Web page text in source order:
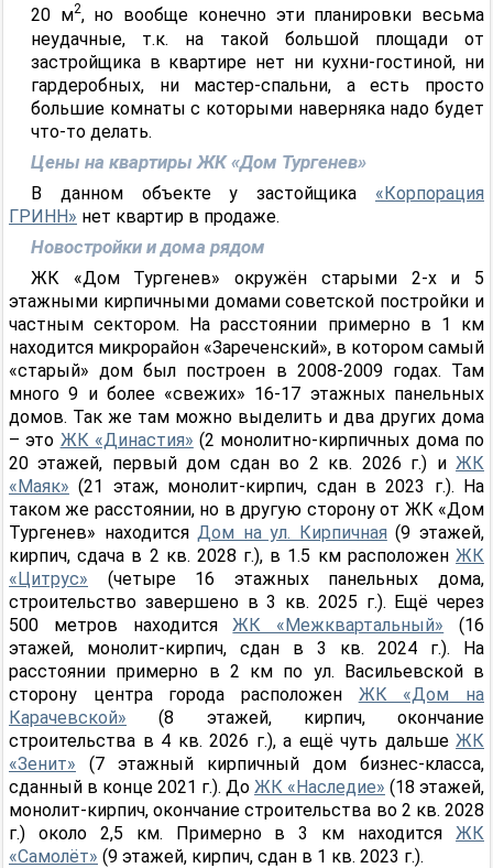
20 м2, но вообще конечно эти планировки весьма
неудачные, т.к. на такой большой площади от
застройщика в квартире нет ни кухни-гостиной, ни
гардеробных, ни мастер-спальни, а есть просто
большие комнаты с которыми наверняка надо будет
что-то делать.
Цены на квартиры ЖК «Дом Тургенев»
В данном объекте у застойщика «Корпорация
ГРИНН» нет квартир в продаже.
Новостройки и дома рядом
ЖК «Дом Тургенев» окружён старыми 2-х и 5
этажными кирпичными домами советской постройки и
частным сектором. На расстоянии примерно в 1 км
находится микрорайон «Зареченский», в котором самый
«старый» дом был построен в 2008-2009 годах. Там
много 9 и более «свежих» 16-17 этажных панельных
домов. Так же там можно выделить и два других дома
– это ЖК «Династия» (2 монолитно-кирпичных дома по
20 этажей, первый дом сдан во 2 кв. 2026 г.) и ЖК
«Маяк» (21 этаж, монолит-кирпич, сдан в 2023 г.). На
таком же расстоянии, но в другую сторону от ЖК «Дом
Тургенев» находится Дом на ул. Кирпичная (9 этажей,
кирпич, сдача в 2 кв. 2028 г.), в 1.5 км расположен ЖК
«Цитрус» (четыре 16 этажных панельных дома,
строительство завершено в 3 кв. 2025 г.). Ещё через
500 метров находится ЖК «Межквартальный» (16
этажей, монолит-кирпич, сдан в 3 кв. 2024 г.). На
расстоянии примерно в 2 км по ул. Васильевской в
сторону центра города расположен ЖК «Дом на
Карачевской» (8 этажей, кирпич, окончание
строительства в 4 кв. 2026 г.), а ещё чуть дальше ЖК
«Зенит» (7 этажный кирпичный дом бизнес-класса,
сданный в конце 2021 г.). До ЖК «Наследие» (18 этажей,
монолит-кирпич, окончание строительства во 2 кв. 2028
г.) около 2,5 км. Примерно в 3 км находится ЖК
«Самолёт» (9 этажей, кирпич, сдан в 1 кв. 2023 г.).